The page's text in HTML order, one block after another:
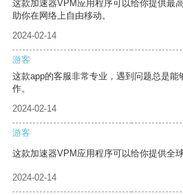
这款加速器VPM应用程序可以给你提供最
助你在网络上自由移动。
2024-02-14
游客
这款app的客服非常专业，遇到问题总是
作。
2024-02-14
游客
这款加速器VPM应用程序可以给你提供全
2024-02-14